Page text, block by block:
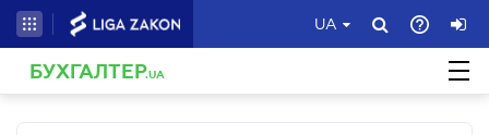
UA
БУХГАЛТЕР.UA